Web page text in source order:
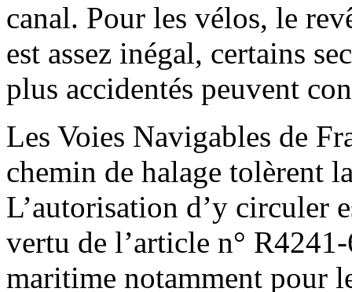
canal. Pour les vélos, le
est assez inégal, certains
plus accidentés peuvent
Les Voies Navigables de
chemin de halage tolèrent
L’autorisation d’y circuler
vertu de l’article n°
maritime notamment pour